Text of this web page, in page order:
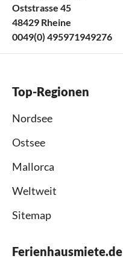
Oststrasse 45
48429 Rheine
0049(0) 495971949276
Top-Regionen
Nordsee
Ostsee
Mallorca
Weltweit
Sitemap
Ferienhausmiete.de